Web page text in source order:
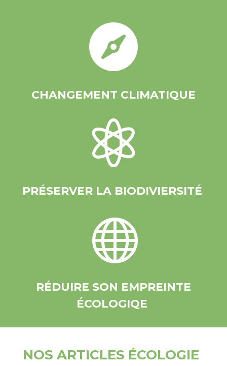

CHANGEMENT CLIMATIQUE

PRÉSERVER LA BIODIVIERSITÉ

RÉDUIRE SON EMPREINTE
ÉCOLOGIQE
NOS ARTICLES ÉCOLOGIE